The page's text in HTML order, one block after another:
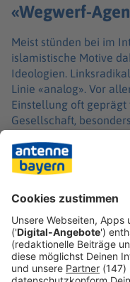
«Wegwerf-
Meist stünden bei im
islamistische Motive
Ideologien.
Linie «analog». Vor
Einstellung oft
Gesellschaft,
In einigen dieser Fälle
russischen
Agenten». In diesen
15 oder 16 Jahre